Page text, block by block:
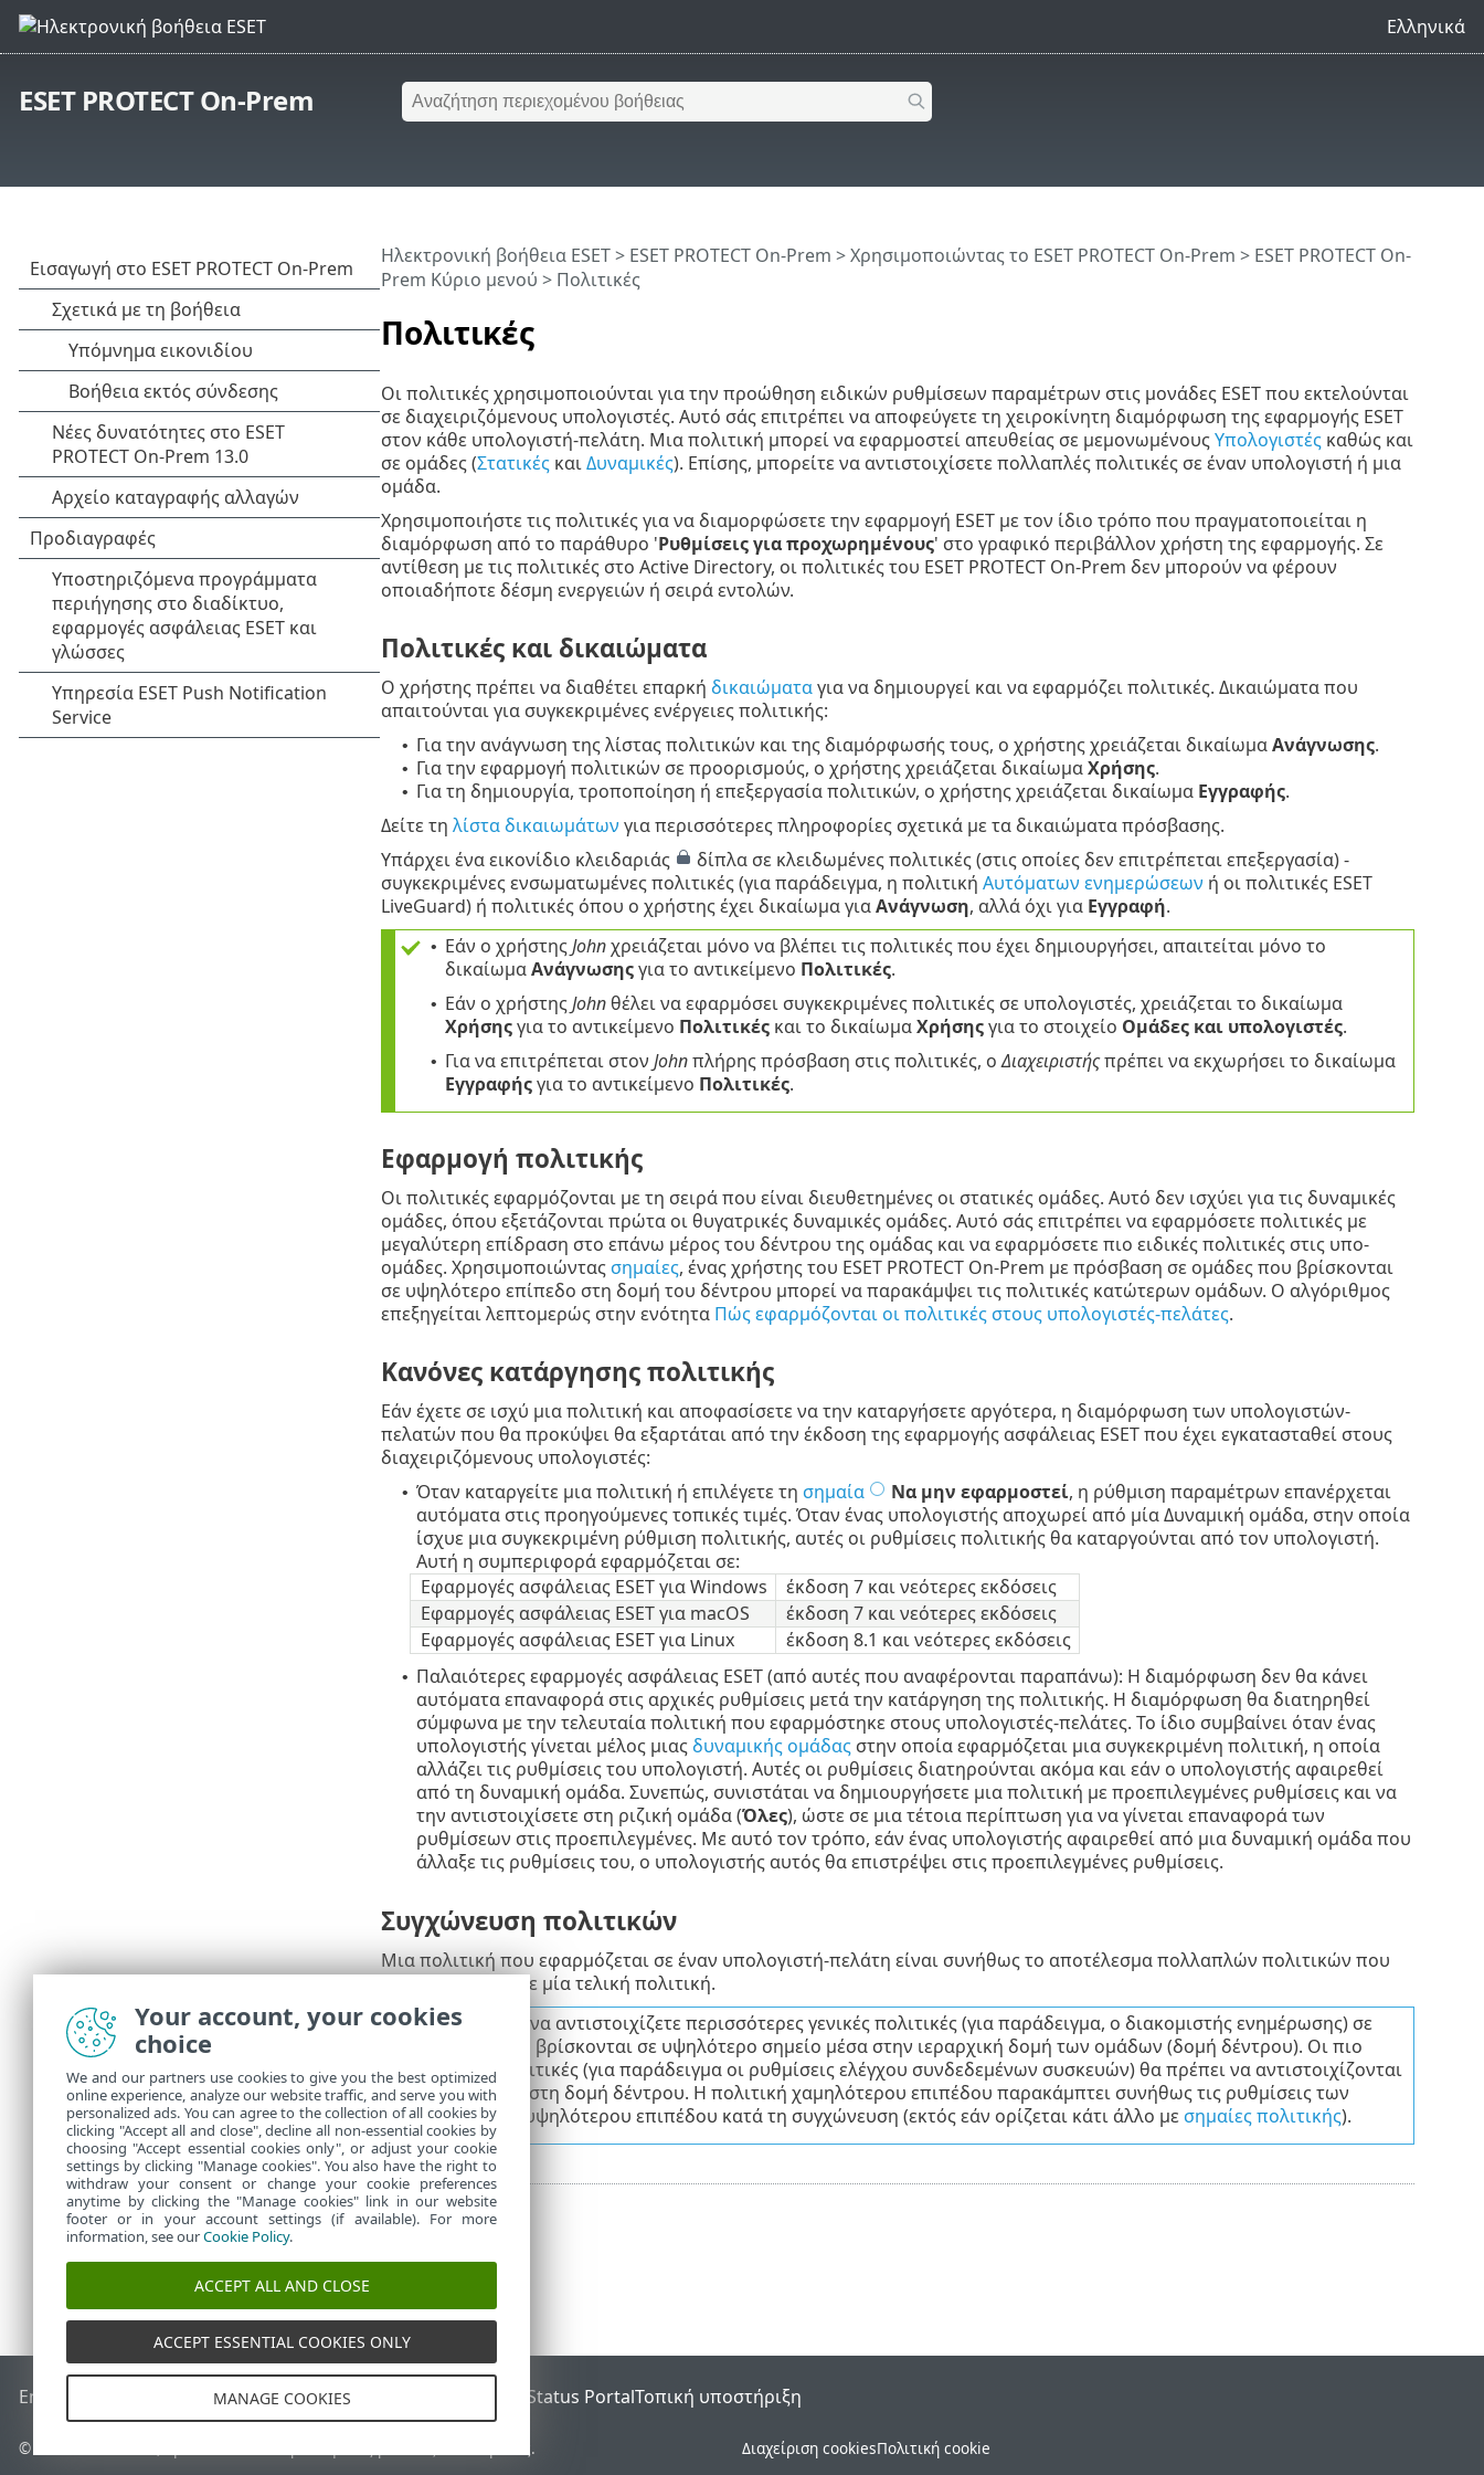
Ελληνικά
ESET PROTECT On-Prem
Πολιτικές
Ηλεκτρονική βοήθεια ESET> ESET PROTECT On-Prem >Χρησιμοποιώντας το ESET PROTECT On-Prem > ESET PROTECT On-
Prem Κύριο μενού > Πολιτικές
Οι πολιτικές χρησιμοποιούνται για την προώθηση ειδικών ρυθμίσεων παραμέτρων στις μονάδες ESET που εκτελούνται
σε διαχειριζόμενους υπολογιστές. Αυτό σάς επιτρέπει να αποφεύγετε τη χειροκίνητη διαμόρφωση της εφαρμογής ESET
στον κάθε υπολογιστή-πελάτη. Μια πολιτική μπορεί να εφαρμοστεί απευθείας σε μεμονωμένουςΥπολογιστέςκαθώς και
σε ομάδες (ΣτατικέςκαιΔυναμικές). Επίσης, μπορείτε να αντιστοιχίσετε πολλαπλές πολιτικές σε έναν υπολογιστή ή μια
ομάδα.
Χρησιμοποιήστε τις πολιτικές για να διαμορφώσετε την εφαρμογή ESET με τον ίδιο τρόπο που πραγματοποιείται η
διαμόρφωση από το παράθυρο 'Ρυθμίσεις για προχωρημένους' στο γραφικό περιβάλλον χρήστη της εφαρμογής. Σε
αντίθεση με τις πολιτικές στο Active Directory, οι πολιτικές του ESET PROTECT On-Prem δεν μπορούν να φέρουν
οποιαδήποτε δέσμη ενεργειών ή σειρά εντολών.
Πολιτικές και δικαιώματα
Ο χρήστης πρέπει να διαθέτει επαρκή δικαιώματαγια να δημιουργεί και να εφαρμόζει πολιτικές. Δικαιώματα που
απαιτούνται για συγκεκριμένες ενέργειες πολιτικής:
• Για την ανάγνωση της λίστας πολιτικών και της διαμόρφωσής τους, ο χρήστης χρειάζεται δικαίωμαΑνάγνωσης.
• Για την εφαρμογή πολιτικών σε προορισμούς, ο χρήστης χρειάζεται δικαίωμαΧρήσης.
• Για τη δημιουργία, τροποποίηση ή επεξεργασία πολιτικών, ο χρήστης χρειάζεται δικαίωμα Εγγραφής.
Δείτε τη λίστα δικαιωμάτων για περισσότερες πληροφορίες σχετικά με τα δικαιώματα πρόσβασης.
Υπάρχει ένα εικονίδιο κλειδαριάς
δίπλα σε κλειδωμένες πολιτικές (στις οποίες δεν επιτρέπεται επεξεργασία) -
συγκεκριμένες ενσωματωμένες πολιτικές (για παράδειγμα, η πολιτική Αυτόματων ενημερώσεων ή οι πολιτικές ESET
LiveGuard) ή πολιτικές όπου ο χρήστης έχει δικαίωμα γιαΑνάγνωση, αλλά όχι για Εγγραφή.
• Εάν ο χρήστηςJohnχρειάζεται μόνο να βλέπει τις πολιτικές που έχει δημιουργήσει, απαιτείται μόνο το
δικαίωμαΑνάγνωσηςγια το αντικείμενο Πολιτικές.
• Εάν ο χρήστηςJohnθέλει να εφαρμόσει συγκεκριμένες πολιτικές σε υπολογιστές, χρειάζεται το δικαίωμα
Χρήσηςγια το αντικείμενο Πολιτικέςκαι το δικαίωμαΧρήσηςγια το στοιχείο Ομάδες και υπολογιστές.
• Για να επιτρέπεται στον Johnπλήρης πρόσβαση στις πολιτικές, οΔιαχειριστήςπρέπει να εκχωρήσει το δικαίωμα
Εγγραφήςγια το αντικείμενο Πολιτικές.
Εφαρμογή πολιτικής
Οι πολιτικές εφαρμόζονται με τη σειρά που είναι διευθετημένες οι στατικές ομάδες. Αυτό δεν ισχύει για τις δυναμικές
ομάδες, όπου εξετάζονται πρώτα οι θυγατρικές δυναμικές ομάδες. Αυτό σάς επιτρέπει να εφαρμόσετε πολιτικές με
μεγαλύτερη επίδραση στο επάνω μέρος του δέντρου της ομάδας και να εφαρμόσετε πιο ειδικές πολιτικές στις υπο-
ομάδες. Χρησιμοποιώνταςσημαίες, ένας χρήστης του ESET PROTECT On-Prem με πρόσβαση σε ομάδες που βρίσκονται
σε υψηλότερο επίπεδο στη δομή του δέντρου μπορεί να παρακάμψει τις πολιτικές κατώτερων ομάδων. Ο αλγόριθμος
επεξηγείται λεπτομερώς στην ενότητα Πώς εφαρμόζονται οι πολιτικές στους υπολογιστές-πελάτες.
Κανόνες κατάργησης πολιτικής
Εάν έχετε σε ισχύ μια πολιτική και αποφασίσετε να την καταργήσετε αργότερα, η διαμόρφωση των υπολογιστών-
πελατών που θα προκύψει θα εξαρτάται από την έκδοση της εφαρμογής ασφάλειας ESET που έχει εγκατασταθεί στους
διαχειριζόμενους υπολογιστές:
• Όταν καταργείτε μια πολιτική ή επιλέγετε τη σημαία Να μην εφαρμοστεί, η ρύθμιση παραμέτρων επανέρχεται
αυτόματα στις προηγούμενες τοπικές τιμές. Όταν ένας υπολογιστής αποχωρεί από μία Δυναμική ομάδα, στην οποία
ίσχυε μια συγκεκριμένη ρύθμιση πολιτικής, αυτές οι ρυθμίσεις πολιτικής θα καταργούνται από τον υπολογιστή.
Αυτή η συμπεριφορά εφαρμόζεται σε:
Εφαρμογές ασφάλειας ESET για Windows
έκδοση 7 και νεότερες εκδόσεις
Εφαρμογές ασφάλειας ESET για macOS
έκδοση 7 και νεότερες εκδόσεις
Εφαρμογές ασφάλειας ESET για Linux
έκδοση 8.1 και νεότερες εκδόσεις
• Παλαιότερες εφαρμογές ασφάλειας ESET (από αυτές που αναφέρονται παραπάνω): Η διαμόρφωση δεν θα κάνει
αυτόματα επαναφορά στις αρχικές ρυθμίσεις μετά την κατάργηση της πολιτικής. Η διαμόρφωση θα διατηρηθεί
σύμφωνα με την τελευταία πολιτική που εφαρμόστηκε στους υπολογιστές-πελάτες. Το ίδιο συμβαίνει όταν ένας
υπολογιστής γίνεται μέλος μιαςδυναμικής ομάδαςστην οποία εφαρμόζεται μια συγκεκριμένη πολιτική, η οποία
αλλάζει τις ρυθμίσεις του υπολογιστή. Αυτές οι ρυθμίσεις διατηρούνται ακόμα και εάν ο υπολογιστής αφαιρεθεί
από τη δυναμική ομάδα. Συνεπώς, συνιστάται να δημιουργήσετε μια πολιτική με προεπιλεγμένες ρυθμίσεις και να
την αντιστοιχίσετε στη ριζική ομάδα (Όλες), ώστε σε μια τέτοια περίπτωση για να γίνεται επαναφορά των
ρυθμίσεων στις προεπιλεγμένες. Με αυτό τον τρόπο, εάν ένας υπολογιστής αφαιρεθεί από μια δυναμική ομάδα που
άλλαξε τις ρυθμίσεις του, ο υπολογιστής αυτός θα επιστρέψει στις προεπιλεγμένες ρυθμίσεις.
Συγχώνευση πολιτικών
Μια πολιτική που εφαρμόζεται σε έναν υπολογιστή-πελάτη είναι συνήθως το αποτέλεσμα πολλαπλών πολιτικών που
συγχωνεύονταισε μία τελική πολιτική.
Συνιστάται να αντιστοιχίζετε περισσότερες γενικές πολιτικές (για παράδειγμα, ο διακομιστής ενημέρωσης) σε
ομάδες που βρίσκονται σε υψηλότερο σημείο μέσα στην ιεραρχική δομή των ομάδων (δομή δέντρου). Οι πιο
ειδικές πολιτικές (για παράδειγμα οι ρυθμίσεις ελέγχου συνδεδεμένων συσκευών) θα πρέπει να αντιστοιχίζονται
πιο βαθειά στη δομή δέντρου. Η πολιτική χαμηλότερου επιπέδου παρακάμπτει συνήθως τις ρυθμίσεις των
πολιτικών υψηλότερου επιπέδου κατά τη συγχώνευση (εκτός εάν ορίζεται κάτι άλλο μεσημαίες πολιτικής).
End of Life Γνωσιακή βάση ESET Ομάδα συζήτησης ESET ESET Status PortalΤοπική υποστήριξη
© 1992 - 2026 ESET, spol. s r.o. - Με την επιφύλαξη παντός δικαιώματος. Διαχείριση cookiesΠολιτική cookie
Your account, your cookies
choice
We and our partners use cookies to give you the best optimized
online experience, analyze our website traffic, and serve you with
personalized ads. You can agree to the collection of all cookies by
clicking "Accept all and close", decline all non-essential cookies by
choosing "Accept essential cookies only", or adjust your cookie
settings by clicking "Manage cookies". You also have the right to
withdraw your consent or change your cookie preferences
anytime by clicking the "Manage cookies" link in our website
footer or in your account settings (if available). For more
information, see ourCookie Policy.
ACCEPT ALL AND CLOSE
ACCEPT ESSENTIAL COOKIES ONLY
MANAGE COOKIES